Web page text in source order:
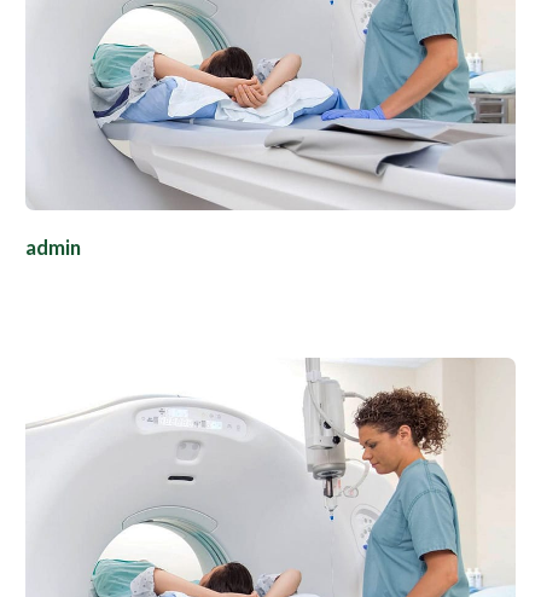
admin